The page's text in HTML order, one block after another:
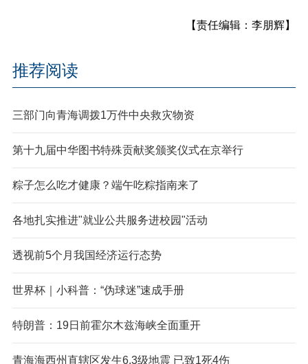
【责任编辑：李朋辉】
推荐阅读
三部门向青海调拨1万件中央救灾物资
第十九届中华图书特殊贡献奖颁奖仪式在京举行
粽子怎么吃才健康？端午吃粽指南来了
各地扎实推进"就业公共服务进校园"活动
透视前5个月我国经济运行态势
世界杯｜小科普：“伪球迷”速成手册
特朗普：19日前霍尔木兹海峡全面重开
青海海西州直辖区发生6.3级地震 已致1死4伤